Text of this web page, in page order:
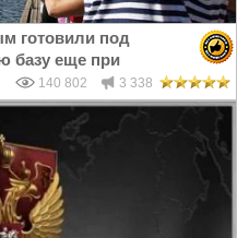
готовили под
базу еще при
140 802 3 338